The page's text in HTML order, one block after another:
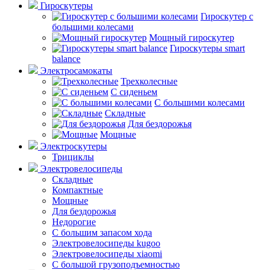
Гироскутеры
Гироскутер с
большими колесами
Мощный гироскутер
Гироскутеры smart
balance
Электросамокаты
Трехколесные
С сиденьем
С большими колесами
Складные
Для бездорожья
Мощные
Электроскутеры
Трициклы
Электровелосипеды
Складные
Компактные
Мощные
Для бездорожья
Недорогие
С большим запасом хода
Электровелосипеды kugoo
Электровелосипеды xiaomi
С большой грузоподъемностью